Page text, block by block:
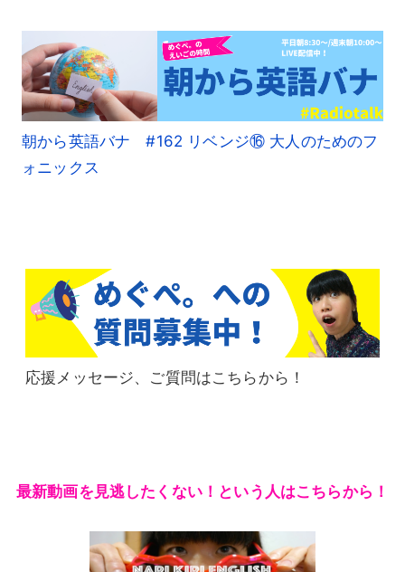
朝から英語バナ #162 リベンジ⑯ 大人のためのフ
ォニックス
応援メッセージ、ご質問はこちらから！
最新動画を見逃したくない！という人はこちらから！